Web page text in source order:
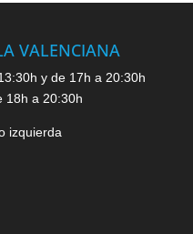
VALENCIANA
y de 17h a 20:30h
18h a 20:30h
izquierda